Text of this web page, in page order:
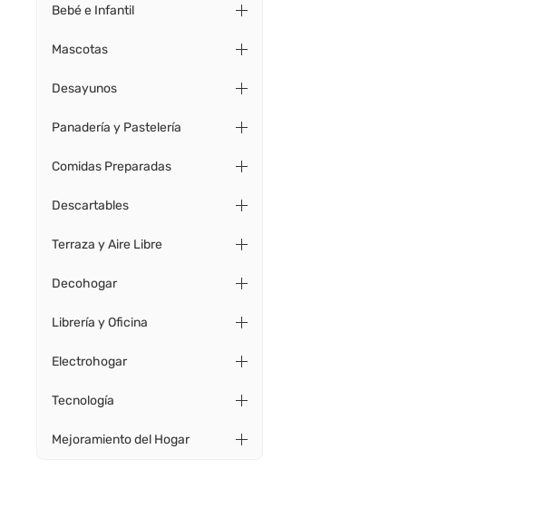
Bebé e Infantil
Mascotas
Desayunos
Panadería y Pastelería
Comidas Preparadas
Descartables
Terraza y Aire Libre
Decohogar
Librería y Oficina
Electrohogar
Tecnología
Mejoramiento del Hogar